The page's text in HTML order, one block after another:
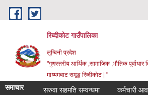
Skip to main content
रिब्दीकोट गाउँपालिका
लुम्बिनी प्रदेश
"गुणस्तरीय आर्थिक ,सामाजिक ,भौतिक पूर्वाधार
माध्यमबाट समृद्ध रिब्दीकोट | "
समाचार सरुवा सहमति सम्वन्धमा कर्मचारी